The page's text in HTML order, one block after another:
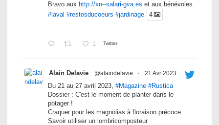
Bravo aux http://xn--salari-gva.es et aux bénévoles.
#laval #restosducoeurs #jardinage 4
1 Twitter
Alain Delavie @alaindelavie · 21 Avr 2023
Du 21 au 27 avril 2023, #Magazine #Rustica
Dossier : C'est le moment de planter dans le
potager !
Craquer pour les magnolias à floraison précoce
Savoir utiliser un lombricomposteur